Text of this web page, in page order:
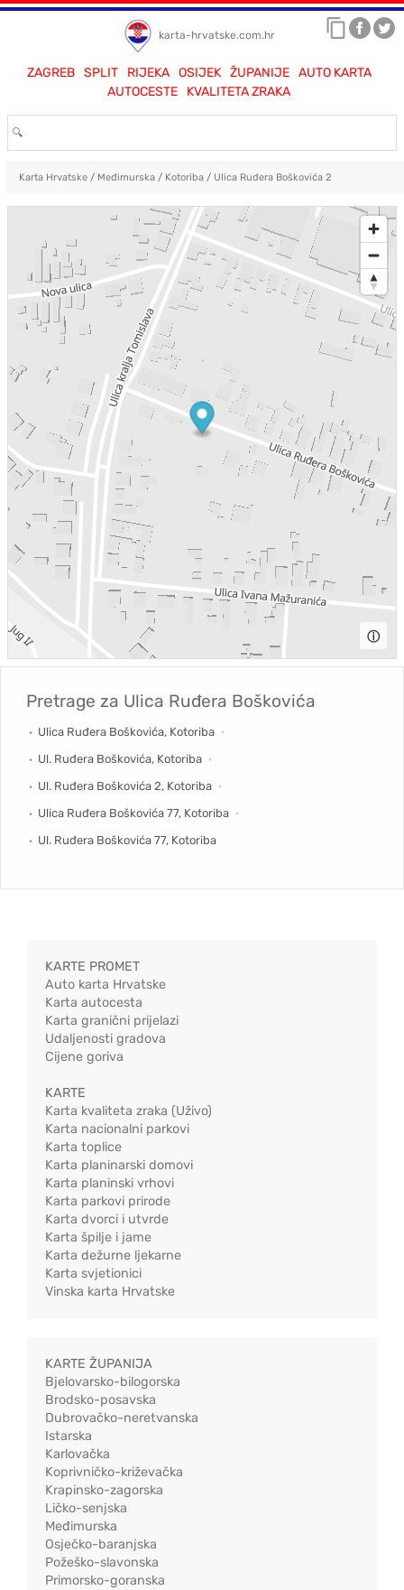
karta-hrvatske.com.hr
ZAGREB SPLIT RIJEKA OSIJEK ŽUPANIJE
AUTO KARTA
AUTOCESTE
KVALITETA ZRAKA
Karta Hrvatske/ Međimurska/ Kotoriba/ Ulica Ruđera Boškovića 2
ⓘ
Pretrage za Ulica Ruđera Boškovića
Ulica Ruđera Boškovića, Kotoriba
Ul. Ruđera Boškovića, Kotoriba
Ul. Ruđera Boškovića 2, Kotoriba
Ulica Ruđera Boškovića 77, Kotoriba
Ul. Ruđera Boškovića 77, Kotoriba
KARTE PROMET
Auto karta Hrvatske
Karta autocesta
Karta granični prijelazi
Udaljenosti gradova
Cijene goriva
KARTE
Karta kvaliteta zraka (Uživo)
Karta nacionalni parkovi
Karta toplice
Karta planinarski domovi
Karta planinski vrhovi
Karta parkovi prirode
Karta dvorci i utvrde
Karta špilje i jame
Karta dežurne ljekarne
Karta svjetionici
Vinska karta Hrvatske
KARTE ŽUPANIJA
Bjelovarsko-bilogorska
Brodsko-posavska
Dubrovačko-neretvanska
Istarska
Karlovačka
Koprivničko-križevačka
Krapinsko-zagorska
Ličko-senjska
Međimurska
Osječko-baranjska
Požeško-slavonska
Primorsko-goranska